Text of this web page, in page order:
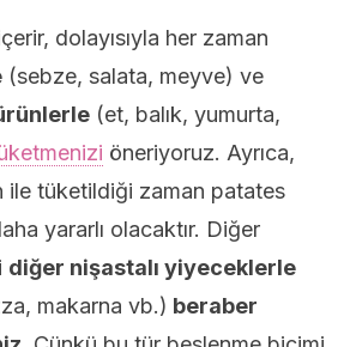
dolayısıyla her zaman
(sebze, salata, meyve) ve
(et, balık, yumurta,
öneriyoruz. Ayrıca,
ile tüketildiği zaman patates
yararlı olacaktır. Diğer
diğer nişastalı yiyeceklerle
makarna vb.) beraber